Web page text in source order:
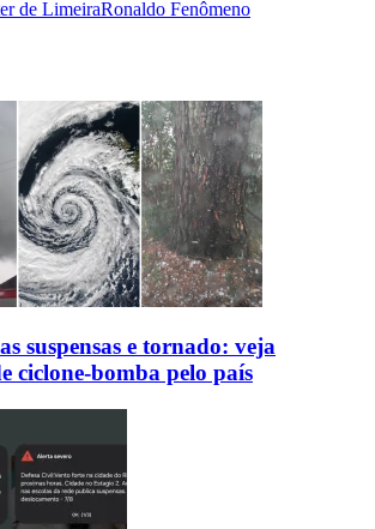
de LimeiraRonaldo Fenômeno
suspensas e tornado: veja
ciclone-bomba pelo país